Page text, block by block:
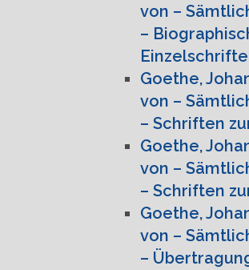
von –
–
Goethe,
von –
– Schriften
Goethe,
von –
– Schriften
Goethe,
von –
–